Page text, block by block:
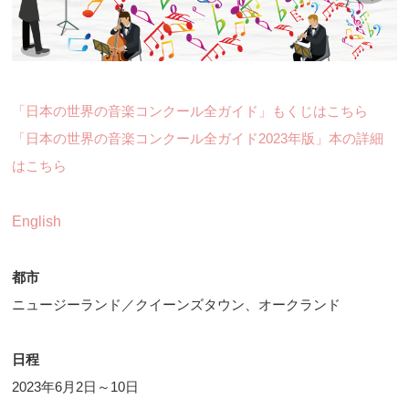
「日本の世界の音楽コンクール全ガイド」もくじはこちら
「日本の世界の音楽コンクール全ガイド2023年版」本の詳細
はこちら
English
都市
ニュージーランド／クイーンズタウン、オークランド
日程
2023年6月2日～10日